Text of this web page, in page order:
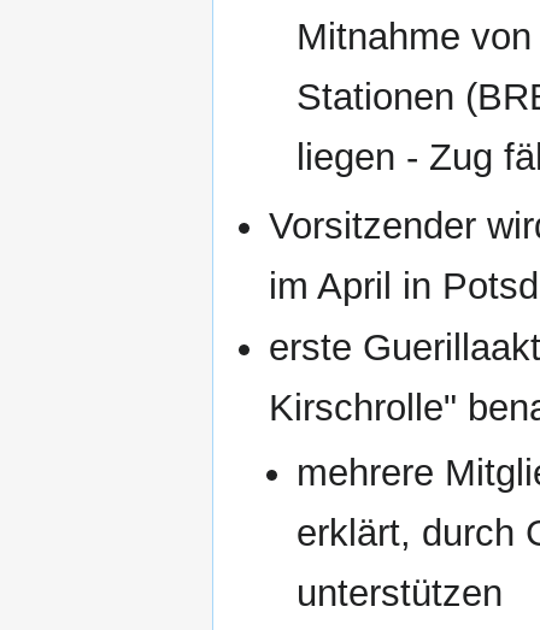
Mitnahme
Stationen
liegen - Zug
Vorsitzender
im April in
erste
Kirschrolle"
mehrere
erklärt, durch
unterstützen